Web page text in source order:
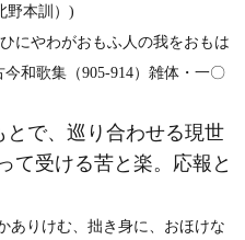
野本訓）)
にやわがおもふ人の我をおもは
和歌集（905‐914）雑体・一〇
で、巡り合わせる現世
て受ける苦と楽。応報と
ありけむ、拙き身に、おほけな